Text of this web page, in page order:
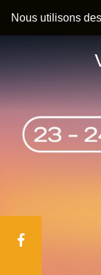
Nous utilisons